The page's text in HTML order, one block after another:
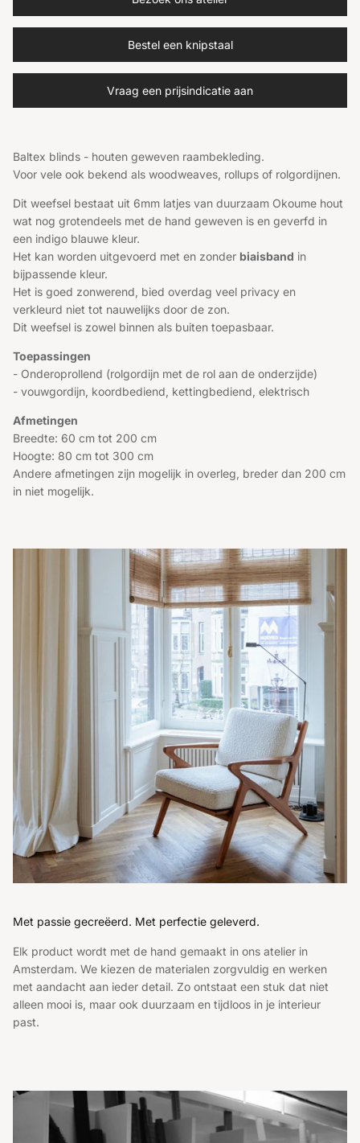
Bestel een knipstaal
Vraag een prijsindicatie aan
Baltex blinds - houten geweven raambekleding.
Voor vele ook bekend als woodweaves, rollups of rolgordijnen.
Dit weefsel bestaat uit 6mm latjes van duurzaam Okoume hout
wat nog grotendeels met de hand geweven is en geverfd in
een indigo blauwe kleur.
Het kan worden uitgevoerd met en zonder biaisband in
bijpassende kleur.
Het is goed zonwerend, bied overdag veel privacy en
verkleurd niet tot nauwelijks door de zon.
Dit weefsel is zowel binnen als buiten toepasbaar.
Toepassingen
- Onderoprollend (rolgordijn met de rol aan de onderzijde)
- vouwgordijn, koordbediend, kettingbediend, elektrisch
Afmetingen
Breedte: 60 cm tot 200 cm
Hoogte: 80 cm tot 300 cm
Andere afmetingen zijn mogelijk in overleg, breder dan 200 cm
in niet mogelijk.
Met passie gecreëerd. Met perfectie geleverd.
Elk product wordt met de hand gemaakt in ons atelier in
Amsterdam. We kiezen de materialen zorgvuldig en werken
met aandacht aan ieder detail. Zo ontstaat een stuk dat niet
alleen mooi is, maar ook duurzaam en tijdloos in je interieur
past.